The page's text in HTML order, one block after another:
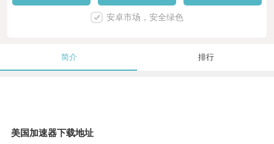
安卓市场，安全绿色
简介 排行
美国加速器下载地址